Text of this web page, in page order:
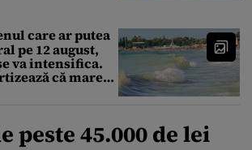
care ar putea
pe 12 august,
va intensifica.
că marea
peste 45.000 de lei